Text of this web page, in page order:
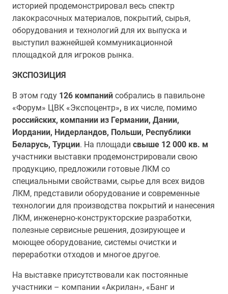
историей продемонстрировал весь спектр
лакокрасочных материалов, покрытий, сырья,
оборудования и технологий для их выпуска и
выступил важнейшей коммуникационной
площадкой для игроков рынка.
ЭКСПОЗИЦИЯ
В этом году 126 компаний собрались в павильоне
«Форум» ЦВК «Экспоцентр», в их числе, помимо
российских, компании из Германии, Дании,
Иордании, Нидерландов, Польши, Республики
Беларусь, Турции. На площади свыше 12 000 кв. м
участники выставки продемонстрировали свою
продукцию, предложили готовые ЛКМ со
специальными свойствами, сырье для всех видов
ЛКМ, представили оборудование и современные
технологии для производства покрытий и нанесения
ЛКМ, инженерно-конструкторские разработки,
полезные сервисные решения, дозирующее и
моющее оборудование, системы очистки и
переработки отходов и многое другое.
На выставке присутствовали как постоянные
участники – компании «Акрилан», «Банг и